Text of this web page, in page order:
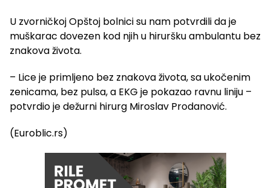
U zvorničkoj Opštoj bolnici su nam potvrdili da je
muškarac dovezen kod njih u hiruršku ambulantu bez
znakova života.
– Lice je primljeno bez znakova života, sa ukočenim
zenicama, bez pulsa, a EKG je pokazao ravnu liniju –
potvrdio je dežurni hirurg Miroslav Prodanović.
(Euroblic.rs)